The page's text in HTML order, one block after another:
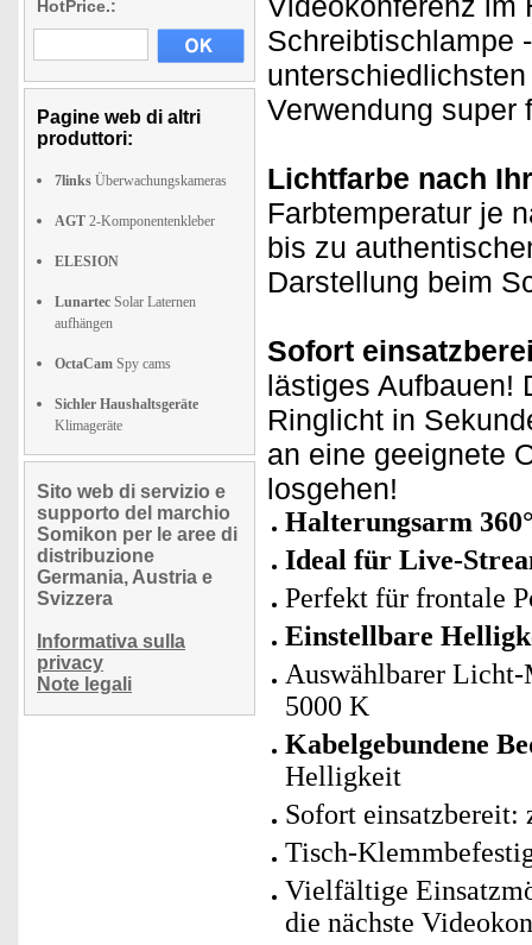
HotPrice.:
Pagine web di altri
produttori:
7links Überwachungskameras
AGT 2-Komponentenkleber
ELESION
Lunartec Solar Laternen
aufhängen
OctaCam Spy cams
Sichler Haushaltsgeräte
Klimageräte
Sito web di servizio e
supporto del marchio
Somikon per le aree di
distribuzione
Germania, Austria e
Svizzera
Informativa sulla
privacy
Note legali
Schreibtischlampe
Verwendung super
Lichtfarbe nach
Farbtemperatur je
bis zu
Darstellung beim
Sofort
lästiges Aufbauen!
Ringlicht in
an eine geeignete
losgehen!
Halterungsarm
Ideal für Live-
Perfekt für frontale
Einstellbare
Auswählbarer
5000 K
Kabelgebundene
Helligkeit
Sofort einsatzbereit:
Tisch-
Vielfältige
die nächste